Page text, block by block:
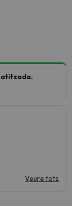
Veure tots